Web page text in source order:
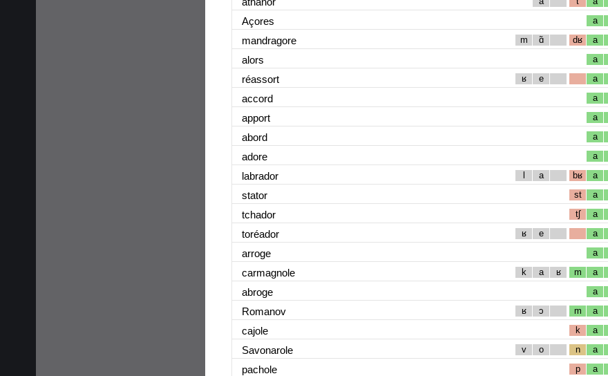
Açores a
mandragore m ɑ̃ dʁ a
alors a
réassort ʁ e a
accord a
apport a
abord a
adore a
labrador l a bʁ a
stator st a
tchador tʃ a
toréador ʁ e a
arroge a
carmagnole k a ʁ m a
abroge a
Romanov ʁ ɔ m a
cajole k a
Savonarole v o n a
pachole p a